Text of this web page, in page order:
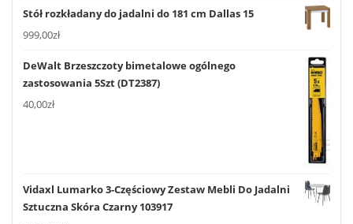
Stół rozkładany do jadalni do 181 cm Dallas 15
999,00zł
DeWalt Brzeszczoty bimetalowe ogólnego
zastosowania 5Szt (DT2387)
40,00zł
Vidaxl Lumarko 3-Częściowy Zestaw Mebli Do Jadalni
Sztuczna Skóra Czarny 103917